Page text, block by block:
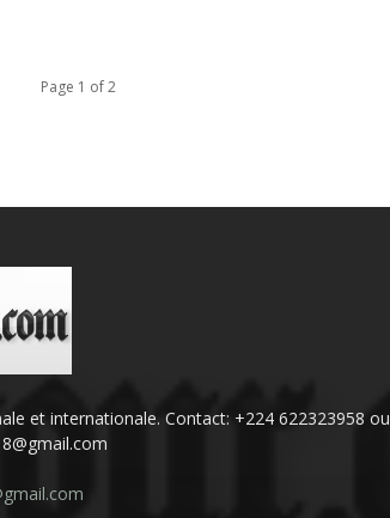
Page 1 of 2
et internationale. Contact: +224 622323958 ou